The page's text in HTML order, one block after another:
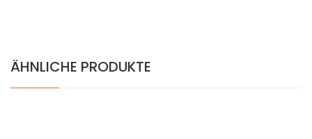
ÄHNLICHE PRODUKTE